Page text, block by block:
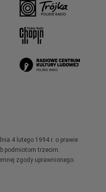
4 lutego 1994 r. o prawie
podmiotom trzecim.
zgody uprawnionego.